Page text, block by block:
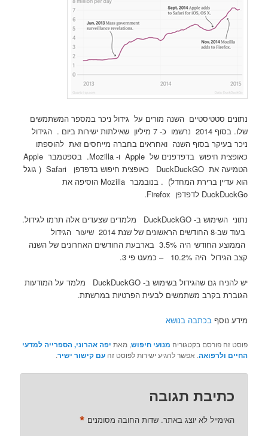
נתונים סטטיסטיים השנה מורים על גידול ניכר במספר המשתמשים
שלו. בסוף 2014 נרשמו כ- 7 מיליון שאילתות ישירות ביום . הגידול
ניכר בעיקר בסוף השנה ואחראים בחברה מייחסים זאת להוספתו
הטמיעה את DuckDuckGO כאופצית חיפוש בדפדפן Safari ( גוגל
הוא עדיין ברירת המחדל) . בנובמבר Mozilla הוסיפה את
DuckDuckGo לדפדפן Firefox.
נתוני השימוש ב- DuckDuckGO מלמדים שצעדים אלה תרמו לגידול.
בעוד שב-8 החודשים הראשונים של שנת 2014 שיעור הגידול
הממוצע החודשי היה 3.5% בארבעת החודשים האחרונים של השנה
קצב הגידול היה 10.2% – כמעט פי 3.
יש להניח גם שהגידול בשימוש ב- DuckDuckGO מלמד על המודעות
הגוברת בקרב משתמשים לבעית הפרטיות במרשתת.
מידע נוסףבכתבה בנושא
פוסט זה פורסם בקטגוריה מנועי חיפוש, מאת יפה אהרוני, הספרייה למדעי
החיים ולרפואה. אפשר להגיע ישירות לפוסט זהעם קישור ישיר.
כתיבת תגובה
האימייל לא יוצג באתר. שדות החובה מסומנים *